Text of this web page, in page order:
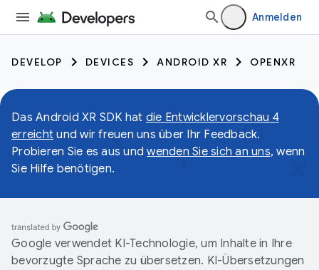
Anmelden
DEVELOP DEVICES ANDROID XR OPENXR
Das Android XR SDK hat die Entwicklervorschau 4
erreicht und wir freuen uns über Ihr Feedback.
Probieren Sie es aus undwenden Sie sich an uns, wenn
Sie Hilfe benötigen.
Google verwendet KI-Technologie, um Inhalte in Ihre
bevorzugte Sprache zu übersetzen. KI-Übersetzungen